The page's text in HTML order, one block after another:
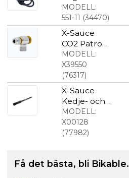
med
elastisk
montering
MODELL:
551-11 (34470)
X-Sauce
CO2 Patron
Adapter
MODELL:
X39550
(76317)
X-Sauce
Kedje- och
Växelborste
MODELL:
X00128
(77982)
Få det bästa, bli Bikable.